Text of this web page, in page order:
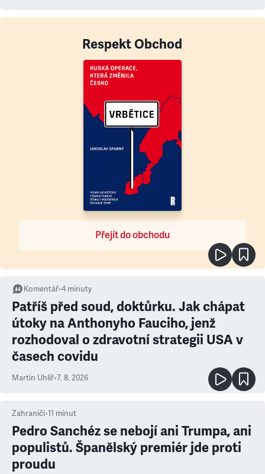
Respekt Obchod
Přejít do obchodu
Komentář•4 minuty
Patříš před soud, doktůrku. Jak chápat
útoky na Anthonyho Fauciho, jenž
rozhodoval o zdravotní strategii USA v
časech covidu
Martin Uhlíř•7. 8. 2026
Zahraničí•11 minut
Pedro Sanchéz se nebojí ani Trumpa, ani
populistů. Španělský premiér jde proti
proudu